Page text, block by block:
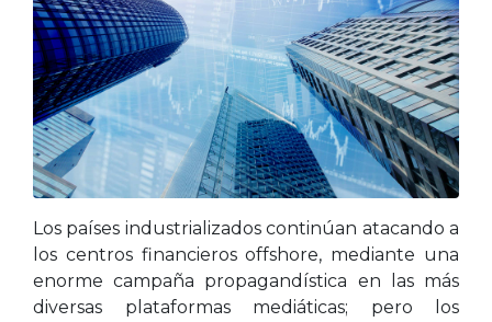
Los países industrializados continúan atacando a
los centros financieros offshore, mediante una
enorme campaña propagandística en las más
diversas plataformas mediáticas; pero los